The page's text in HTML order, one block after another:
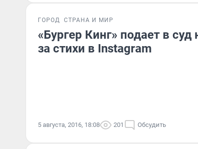
ГОРОД СТРАНА И МИР
«Бургер Кинг» подает в
за стихи в Instagram
5 августа, 2016, 18:08 201 Обсудить